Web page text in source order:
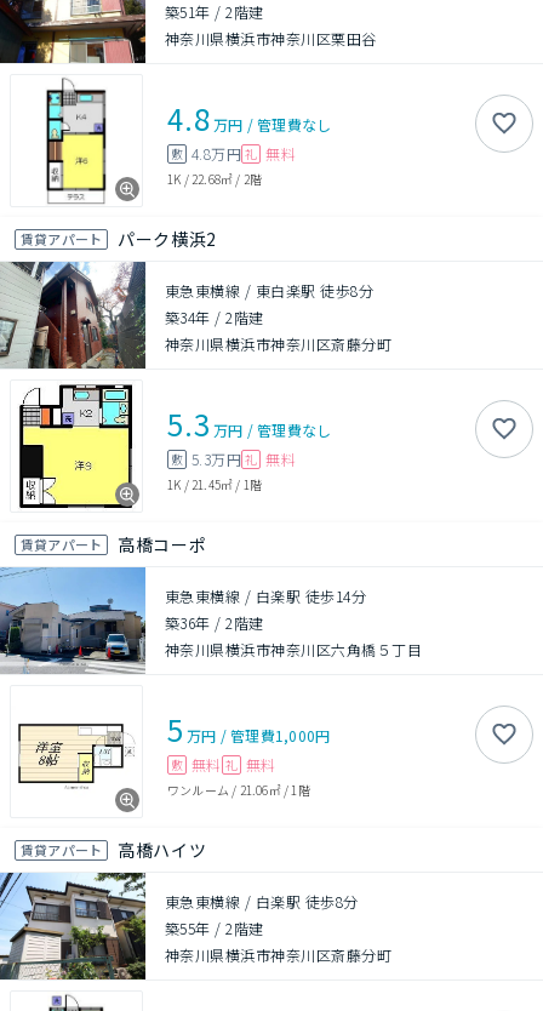
築51年 /2階建
神奈川県横浜市神奈川区栗田谷
4.8万円 /管理費なし
敷 4.8万円 礼 無料
1K / 22.68㎡ / 2階
賃貸アパート パーク横浜2
東急東横線 / 東白楽駅 徒歩8分
築34年 /2階建
神奈川県横浜市神奈川区斎藤分町
5.3 万円 /管理費なし
敷 5.3万円 礼 無料
1K / 21.45㎡ / 1階
賃貸アパート 高橋コーポ
東急東横線 / 白楽駅 徒歩14分
築36年 /2階建
神奈川県横浜市神奈川区六角橋５丁目
5 万円 /管理費1,000円
敷 無料 礼 無料
ワンルーム / 21.06㎡/ 1階
賃貸アパート 高橋ハイツ
東急東横線 / 白楽駅 徒歩8分
築55年 /2階建
神奈川県横浜市神奈川区斎藤分町